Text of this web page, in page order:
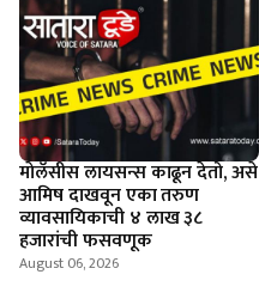
माेलॅसीस लायसन्स काढून देतो, असे
आमिष दाखवून एका तरुण
व्यावसायिकाची ४ लाख ३८
हजारांची फसवणूक
August 06, 2026